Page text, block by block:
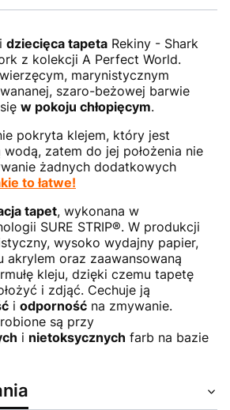
dziecięca tapeta Rekiny - Shark
z kolekcji A Perfect World.
marynistycznym
szaro-beżowej barwie
w pokoju chłopięcym.
pokryta klejem, który jest
zatem do jej położenia nie
żadnych dodatkowych
to łatwe!
tapet, wykonana w
SURE STRIP®. W produkcji
wysoko wydajny papier,
oraz zaawansowaną
kleju, dzięki czemu tapetę
i zdjąć. Cechuje ją
i odporność na zmywanie.
są przy
i nietoksycznych farb na bazie